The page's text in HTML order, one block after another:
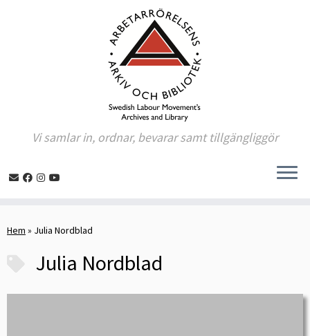
to
Vi samlar in, ordnar, bevarar samt tillgängliggör
Hem » Julia Nordblad
Julia Nordblad